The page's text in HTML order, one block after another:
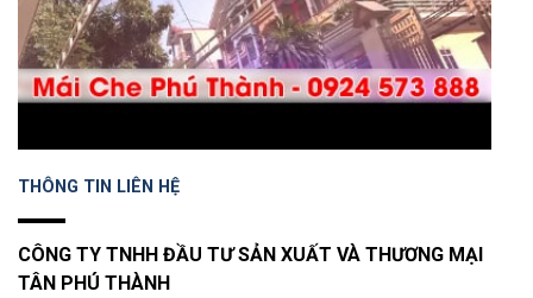
THÔNG TIN LIÊN HỆ
CÔNG TY TNHH ĐẦU TƯ SẢN XUẤT VÀ THƯƠNG MẠI
TÂN PHÚ THÀNH